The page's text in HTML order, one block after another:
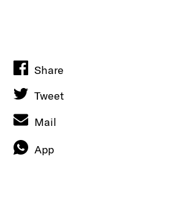
Share
Tweet
Mail
App